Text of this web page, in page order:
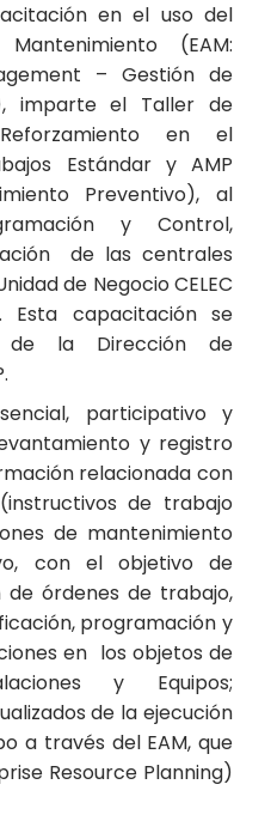
en el uso del
(EAM:
– Gestión de
imparte el Taller de
en el
Estándar y AMP
Preventivo), al
y Control,
de las centrales
de Negocio CELEC
Esta capacitación se
la Dirección de
participativo y
y registro
relacionada con
de trabajo
de mantenimiento
con el objetivo de
órdenes de trabajo,
programación y
en los objetos de
y Equipos;
de la ejecución
a través del EAM, que
Resource Planning)